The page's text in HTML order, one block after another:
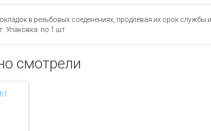
в резьбовых соеденениях, продлевая их срок службы
Упаковка: по 1 шт
смотрели